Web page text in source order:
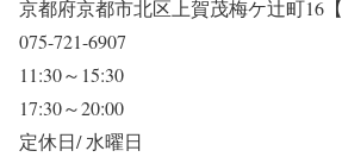
京都府京都市北区上賀茂梅ケ辻町16【
075-721-6907
11:30～15:30
17:30～20:00
定休日/ 水曜日